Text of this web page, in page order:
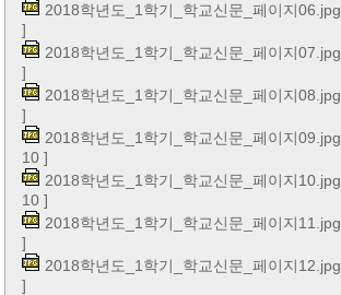
2018학년도_1학기_학교신문_페이지06.jpg
]
2018학년도_1학기_학교신문_페이지07.jpg
]
2018학년도_1학기_학교신문_페이지08.jpg
]
2018학년도_1학기_학교신문_페이지09.jpg
10 ]
2018학년도_1학기_학교신문_페이지10.jpg
10 ]
2018학년도_1학기_학교신문_페이지11.jpg
]
2018학년도_1학기_학교신문_페이지12.jpg
]